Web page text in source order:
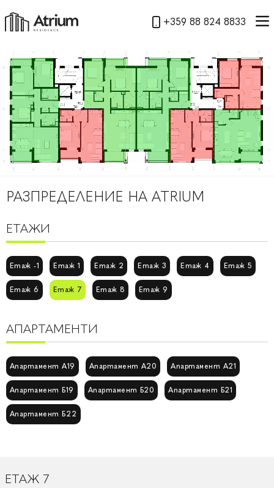
+359 88 824 8833
ЕТАЖ 7
РАЗПРЕДЕЛЕНИЕ НА ATRIUM
ЕТАЖИ
Етаж -1 Етаж 1 Етаж 2 Етаж 3 Етаж 4 Етаж 5
Етаж 6 Етаж 7 Етаж 8 Етаж 9
АПАРТАМЕНТИ
Апартамент А19 Апартамент А20 Апартамент А21
Апартамент Б19 Апартамент Б20 Апартамент Б21
Апартамент Б22